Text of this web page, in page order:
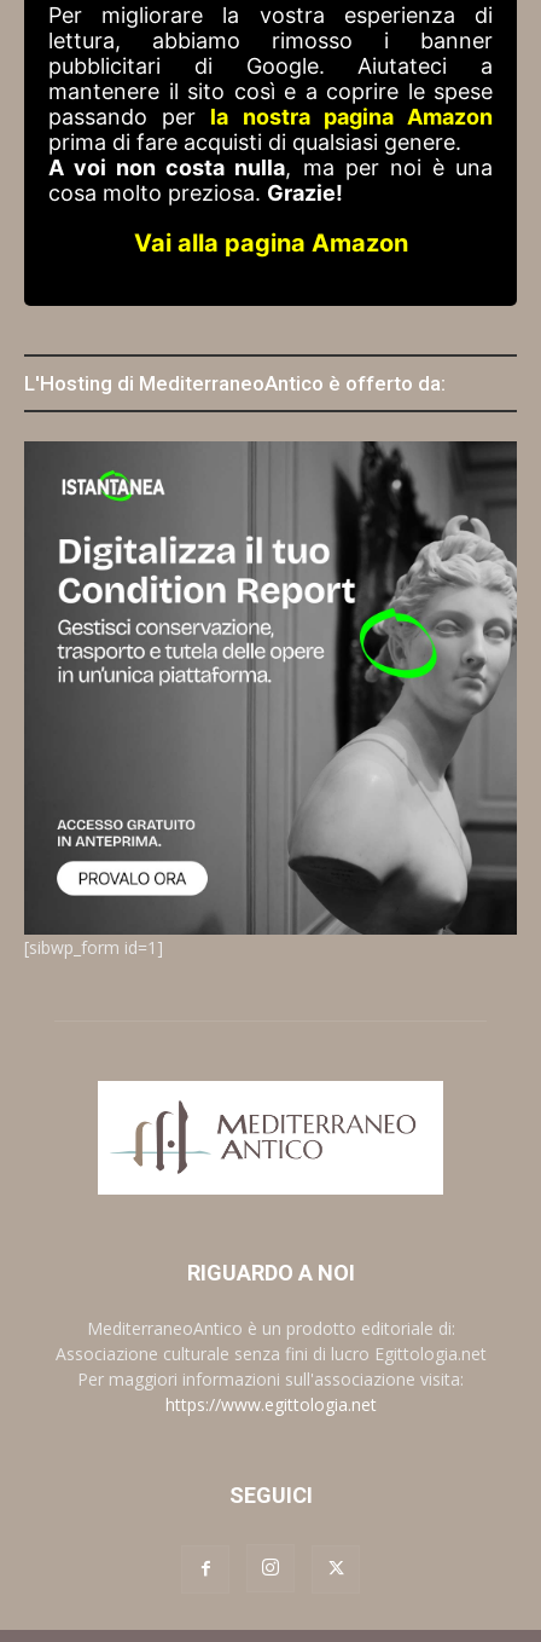
Per migliorare la vostra esperienza di
lettura, abbiamo rimosso i banner
pubblicitari di Google. Aiutateci a
mantenere il sito così e a coprire le spese
passando per la nostra pagina Amazon
prima di fare acquisti di qualsiasi genere.
A voi non costa nulla, ma per noi è una
cosa molto preziosa. Grazie!
Vai alla pagina Amazon
L'Hosting di MediterraneoAntico è offerto da:
[sibwp_form id=1]
RIGUARDO A NOI
MediterraneoAntico è un prodotto editoriale di:
Associazione culturale senza fini di lucro Egittologia.net
Per maggiori informazioni sull'associazione visita:
https://www.egittologia.net
SEGUICI